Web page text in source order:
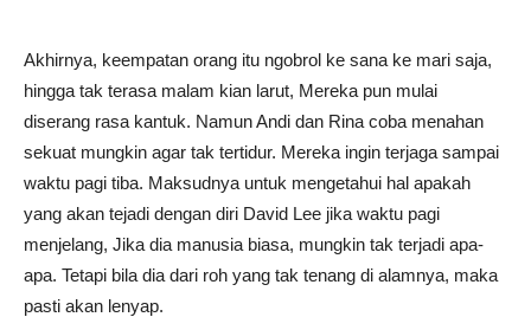
Akhirnya, keempatan orang itu ngobrol ke sana ke mari saja,
hingga tak terasa malam kian larut, Mereka pun mulai
diserang rasa kantuk. Namun Andi dan Rina coba menahan
sekuat mungkin agar tak tertidur. Mereka ingin terjaga sampai
waktu pagi tiba. Maksudnya untuk mengetahui hal apakah
yang akan tejadi dengan diri David Lee jika waktu pagi
menjelang, Jika dia manusia biasa, mungkin tak terjadi apa-
apa. Tetapi bila dia dari roh yang tak tenang di alamnya, maka
pasti akan lenyap.